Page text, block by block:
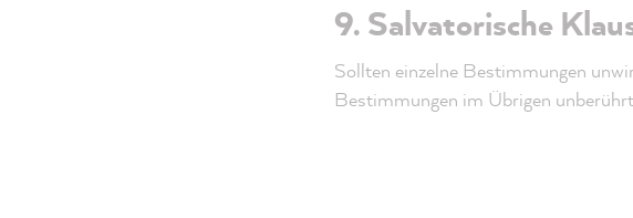
9. Salvatorische
Sollten einzelne Bestimmungen
Bestimmungen im Übrigen